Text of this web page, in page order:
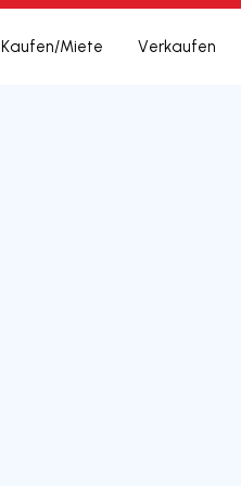
Kaufen/Miete Verkaufen